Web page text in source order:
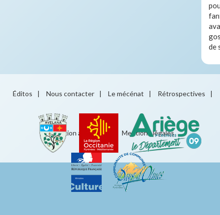
de
Éditos | Nous contacter | Le mécénat | Rétrospectives |
Éducation artistique Mentions légales